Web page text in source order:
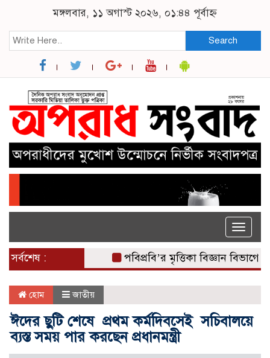
মঙ্গলবার, ১১ অগাস্ট ২০২৬, ০১:৪৪ পূর্বাহ্ন
Search
Toggle
সর্বশেষ : পবিপ্রবি’র মৃত্তিকা বিজ্ঞান বিভাগের
হোম জাতীয়
ঈদের ছুটি শেষে প্রথম কর্মদিবসেই সচিবালয়ে
ব্যস্ত সময় পার করছেন প্রধানমন্ত্রী